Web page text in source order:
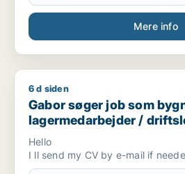
Mere info
Gabor søger job som
6 d siden
Gabor søger job som
lagermedarbejder /
ungarbejder / ufaglært
Hello
I ll send my CV by e-mail if